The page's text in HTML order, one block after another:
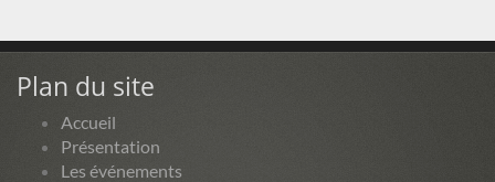
Plan du site
Accueil
Présentation
Les événements